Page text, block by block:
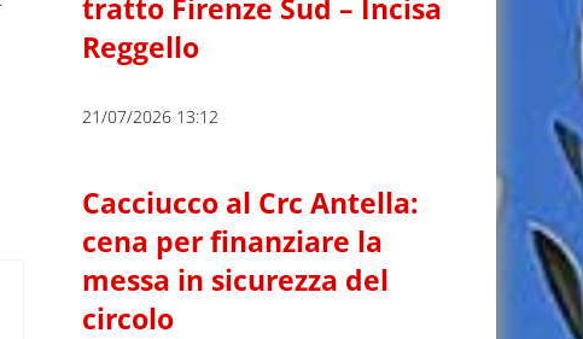
tratto Firenze Sud – Incisa
Reggello
21/07/2026 13:12
Cacciucco al Crc Antella:
cena per finanziare la
messa in sicurezza del
circolo